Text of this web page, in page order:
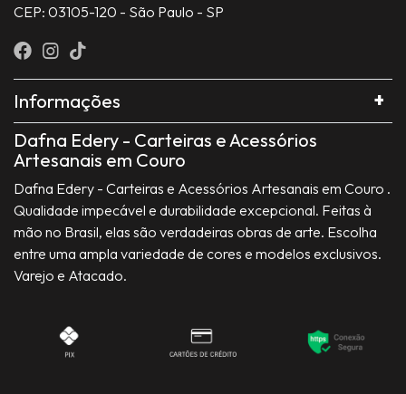
CEP: 03105-120 - São Paulo - SP
Informações
Dafna Edery - Carteiras e Acessórios
Artesanais em Couro
Dafna Edery - Carteiras e Acessórios Artesanais em Couro .
Qualidade impecável e durabilidade excepcional. Feitas à
mão no Brasil, elas são verdadeiras obras de arte. Escolha
entre uma ampla variedade de cores e modelos exclusivos.
Varejo e Atacado.